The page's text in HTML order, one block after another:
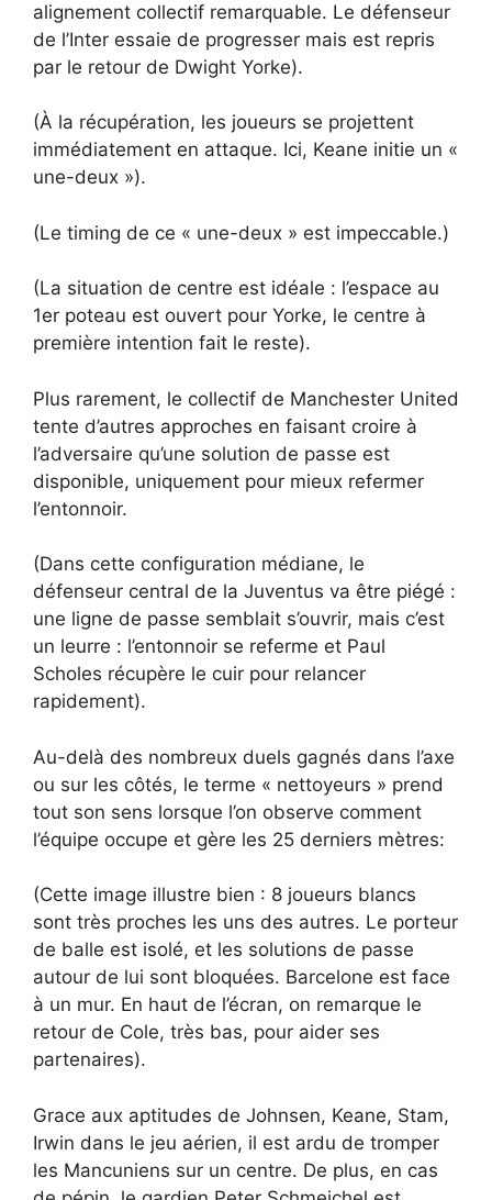
alignement collectif remarquable. Le défenseur
de l’Inter essaie de progresser mais est repris
par le retour de Dwight Yorke).
(À la récupération, les joueurs se projettent
immédiatement en attaque. Ici, Keane initie un «
une-deux »).
(Le timing de ce « une-deux » est impeccable.)
(La situation de centre est idéale : l’espace au
1er poteau est ouvert pour Yorke, le centre à
première intention fait le reste).
Plus rarement, le collectif de Manchester United
tente d’autres approches en faisant croire à
l’adversaire qu’une solution de passe est
disponible, uniquement pour mieux refermer
l’entonnoir.
(Dans cette configuration médiane, le
défenseur central de la Juventus va être piégé :
une ligne de passe semblait s’ouvrir, mais c’est
un leurre : l’entonnoir se referme et Paul
Scholes récupère le cuir pour relancer
rapidement).
Au-delà des nombreux duels gagnés dans l’axe
ou sur les côtés, le terme « nettoyeurs » prend
tout son sens lorsque l’on observe comment
l’équipe occupe et gère les 25 derniers mètres:
(Cette image illustre bien : 8 joueurs blancs
sont très proches les uns des autres. Le porteur
de balle est isolé, et les solutions de passe
autour de lui sont bloquées. Barcelone est face
à un mur. En haut de l’écran, on remarque le
retour de Cole, très bas, pour aider ses
partenaires).
Grace aux aptitudes de Johnsen, Keane, Stam,
Irwin dans le jeu aérien, il est ardu de tromper
les Mancuniens sur un centre. De plus, en cas